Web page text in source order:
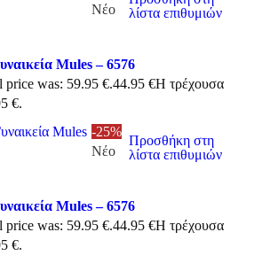
Νέο
λίστα επιθυμιών
Mules – 6576
price was: 59.95 €.44.95 €Η τρέχουσα
€.
-25%
Νέο
Προσθήκη στη
λίστα επιθυμιών
Mules – 6576
price was: 59.95 €.44.95 €Η τρέχουσα
€.